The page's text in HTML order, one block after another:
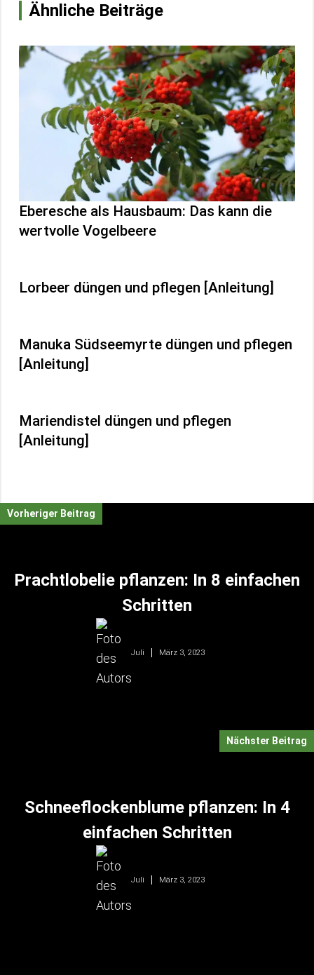
Ähnliche Beiträge
Eberesche als Hausbaum: Das kann die
wertvolle Vogelbeere
Lorbeer düngen und pflegen [Anleitung]
Manuka Südseemyrte düngen und pflegen
[Anleitung]
Mariendistel düngen und pflegen
[Anleitung]
Vorheriger Beitrag
Prachtlobelie pflanzen: In 8 einfachen
Schritten
Juli März 3, 2023
Nächster Beitrag
Schneeflockenblume pflanzen: In 4
einfachen Schritten
Juli März 3, 2023